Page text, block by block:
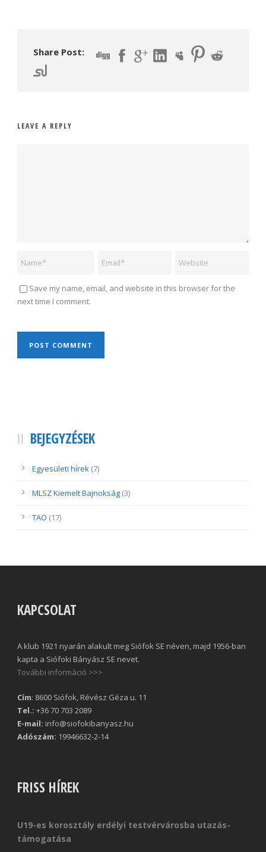
Share Post:
LEAVE A REPLY
Save my name, email, and website in this browser for the
next time I comment.
BEJEGYZÉSEK
Egyesületi hírek (7)
MLSZ Kiemelt Bajnokság (3)
TAO (17)
KAPCSOLAT
A klub 1921 nyarán alakult meg Siófok SE néven, majd 1956-ban
kapta a Siófoki Bányász SE nevet.
További információ >>>
Cím: 8600 Siófok, Révész Géza u. 11
Tel.: +36 70 703 2089
E-mail: info@siofokibanyasz.hu
Adószám: 19946632-2-14
FRISS HÍREK
U19-es korosztály erdélyi testvérvárosba utazás-
támogatása